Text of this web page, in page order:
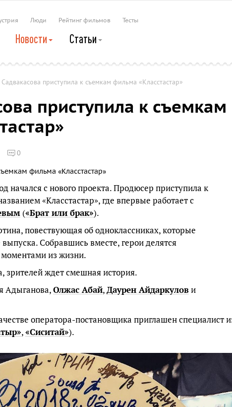
Люди Рейтинг фильмов Тесты
Новости Статьи
Садвакасова приступила к съемкам фильма «Класстастар»
приступила к съемкам
0
начался с нового проекта. Продюсер приступила к
«Класстастар», где впервые работает с
(«Брат или брак»).
повествующая об одноклассниках, которые
выпуска. Собравшись вместе, герои делятся
из жизни.
зрителей ждет смешная история.
Адыганова,Олжас Абай,Даурен Айдаркулови
оператора-постановщика приглашен специалист
,«Сиситай»).